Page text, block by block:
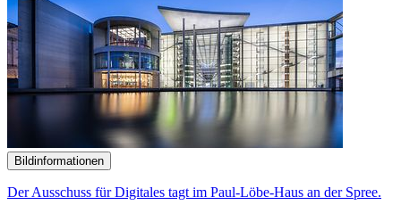
Bildinformationen
Der Ausschuss für Digitales tagt im Paul-Löbe-Haus an der Spree.